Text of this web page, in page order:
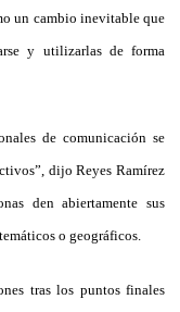
un cambio inevitable que
y utilizarlas de forma
de comunicación se
dijo Reyes Ramírez
den abiertamente sus
o geográficos.
tras los puntos finales